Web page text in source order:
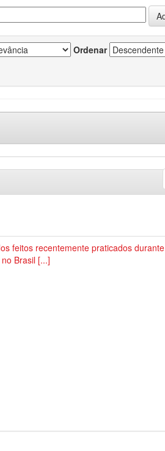
Ordenar
feitos recentemente praticados durante
Brasil [...]